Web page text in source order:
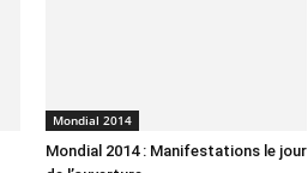
Mondial 2014
Mondial 2014 : Manifestations le jour